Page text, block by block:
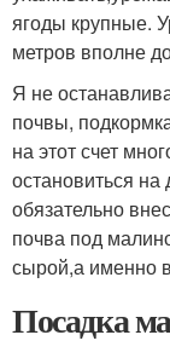
ягоды крупные.
метров вполне
Я не
почвы,
на этот счет
остановиться
обязательно
почва под
сырой,а именно
Посадка